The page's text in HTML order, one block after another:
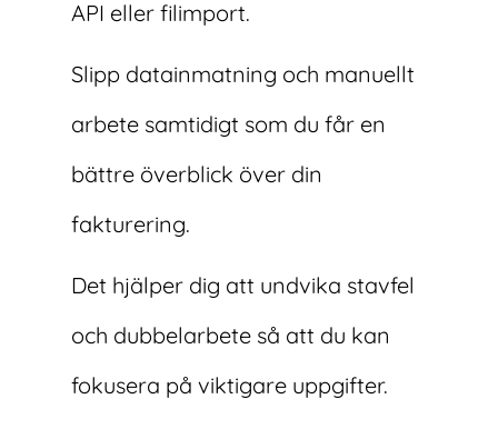
API eller filimport.
Slipp datainmatning och manuellt
arbete samtidigt som du får en
bättre överblick över din
fakturering.
Det hjälper dig att undvika stavfel
och dubbelarbete så att du kan
fokusera på viktigare uppgifter.